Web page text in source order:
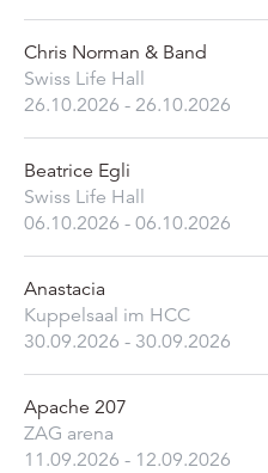
Chris Norman & Band
Swiss Life Hall
26.10.2026 - 26.10.2026
Beatrice Egli
Swiss Life Hall
06.10.2026 - 06.10.2026
Anastacia
Kuppelsaal im HCC
30.09.2026 - 30.09.2026
Apache 207
ZAG arena
11.09.2026 - 12.09.2026